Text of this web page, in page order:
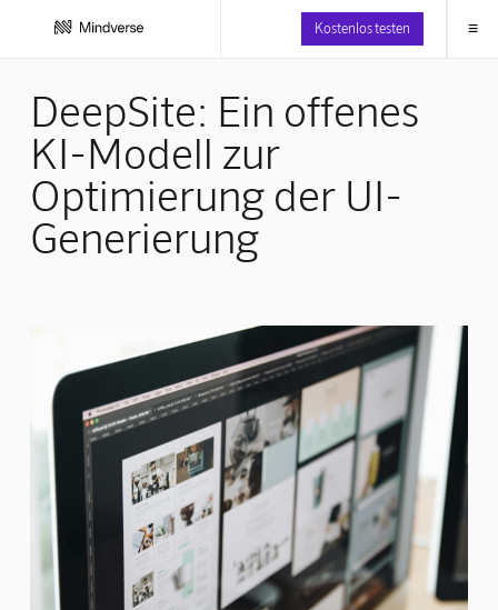
Kostenlos testen ≡
DeepSite: Ein offenes
KI-Modell zur
Optimierung der UI-
Generierung